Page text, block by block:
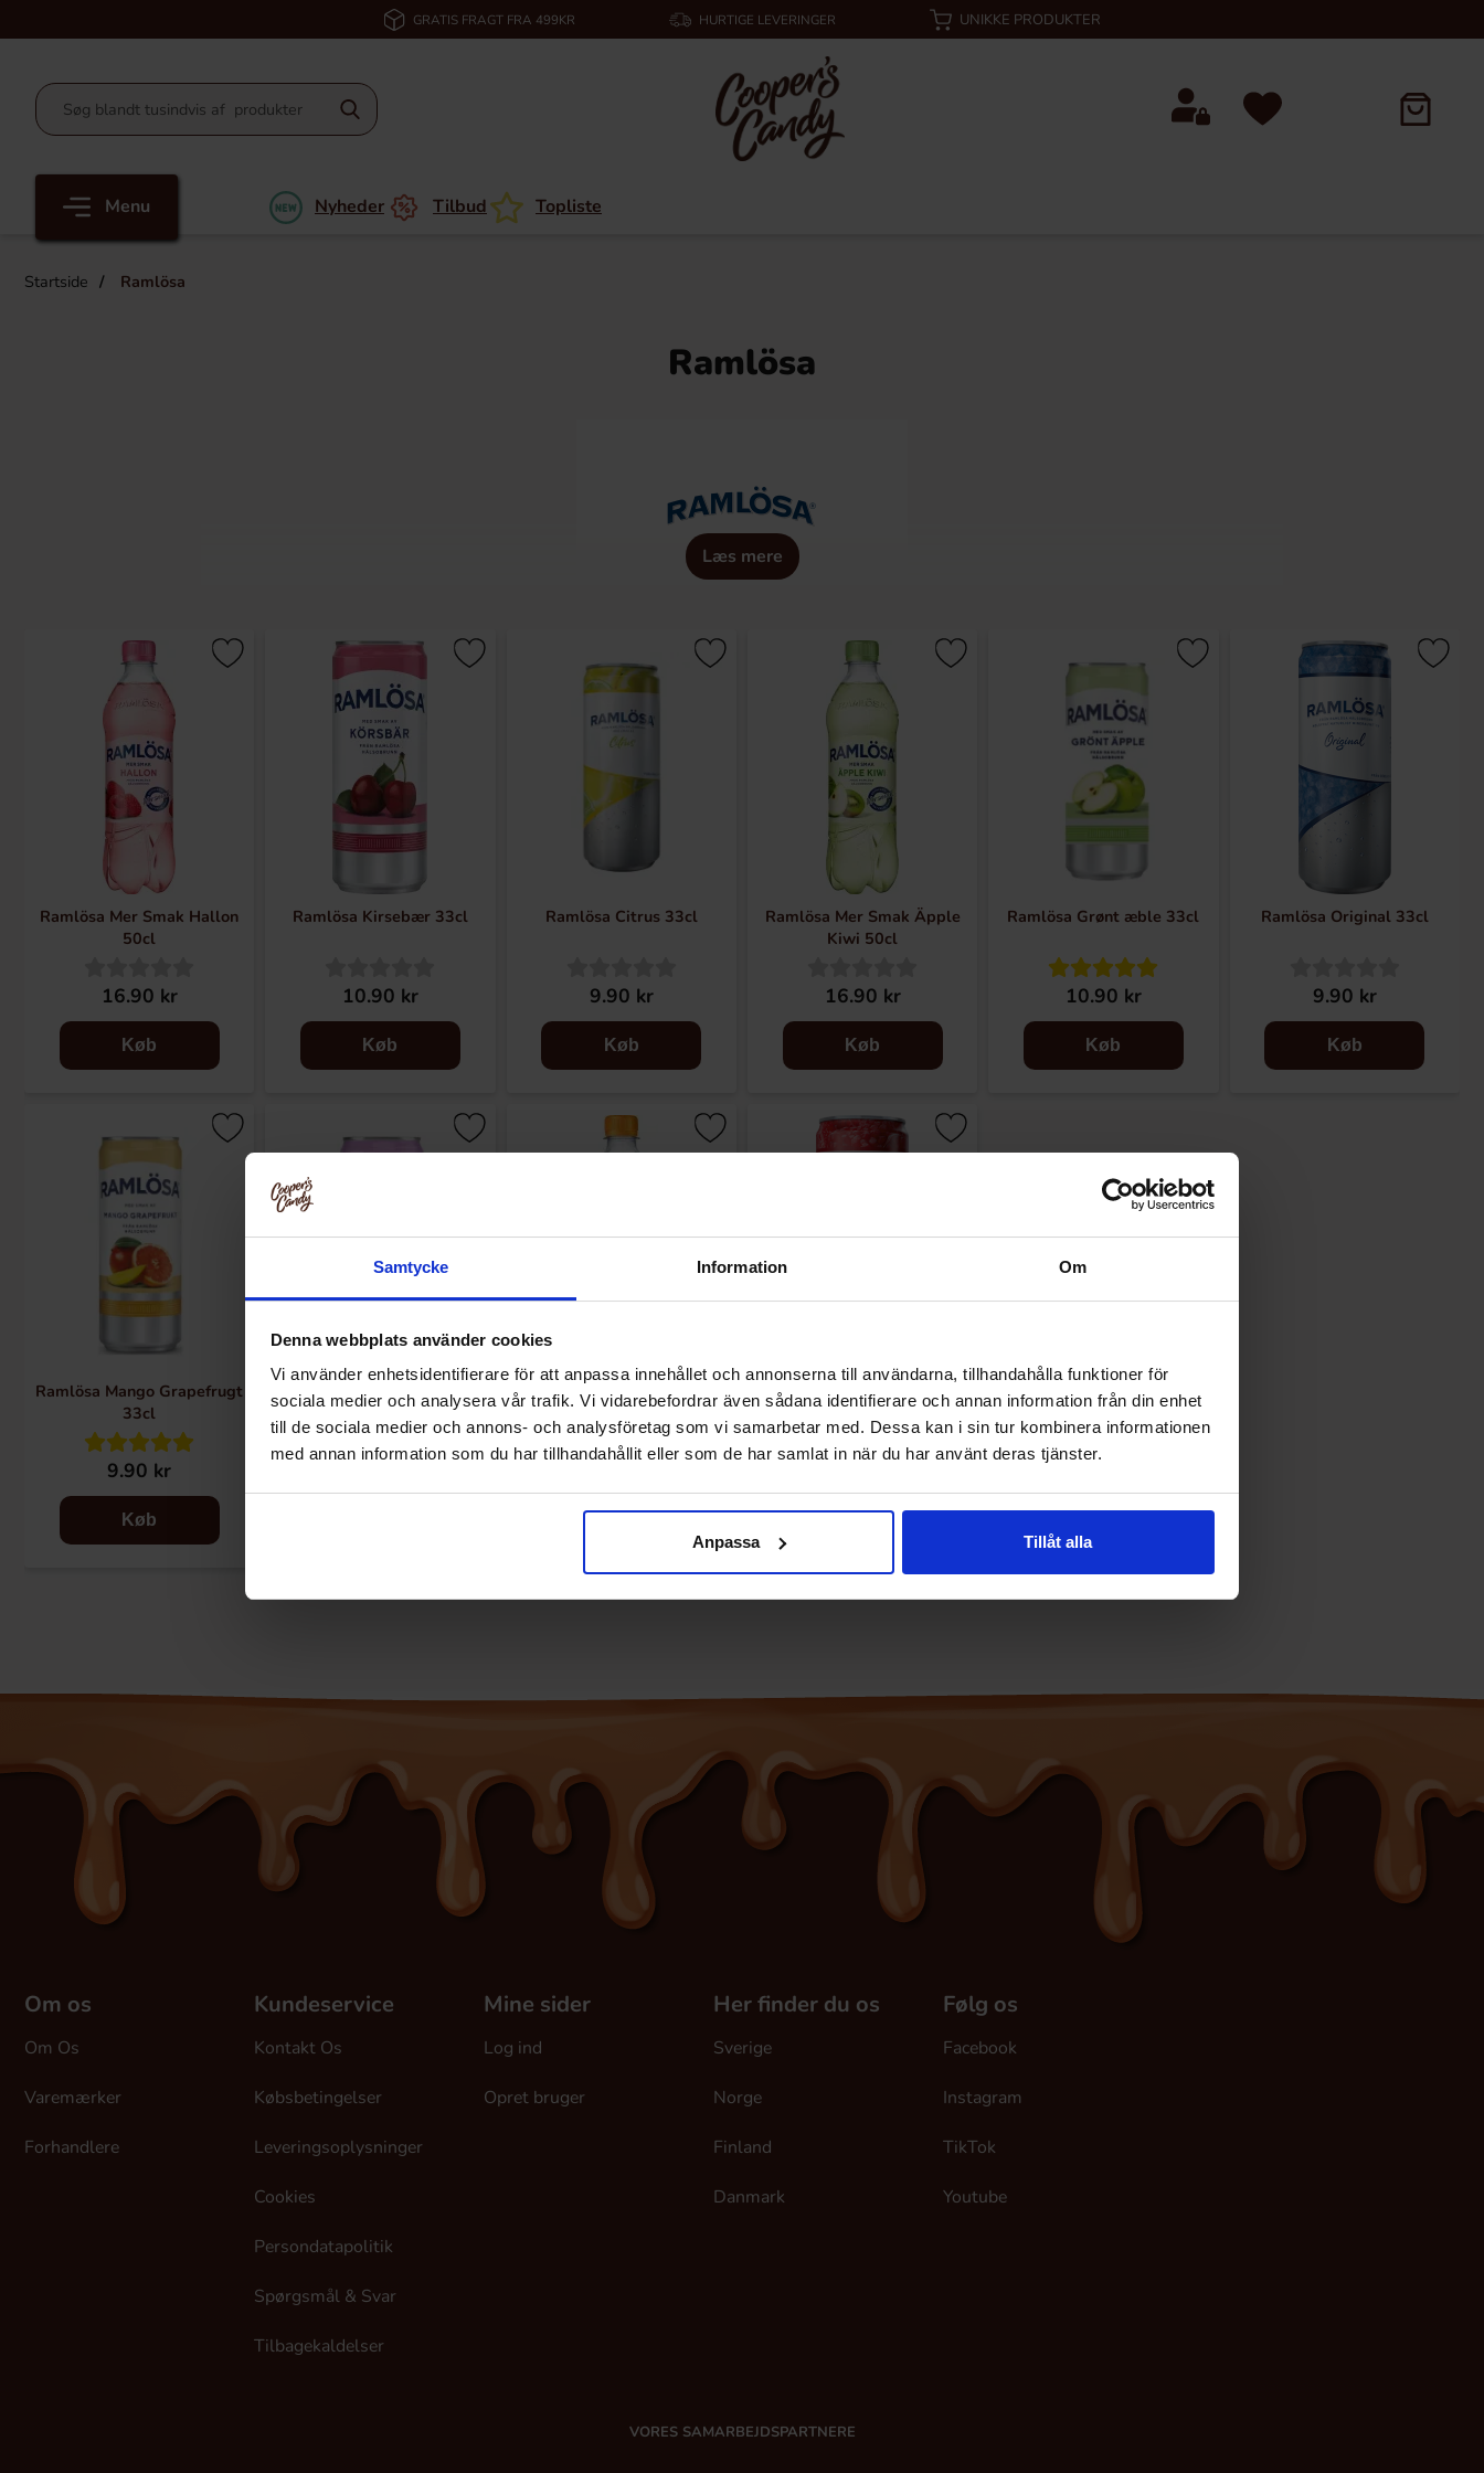
Samtycke Information Om
Denna webbplats använder cookies
Vi använder enhetsidentifierare för att anpassa innehållet och annonserna till användarna, tillhandahålla funktioner för
sociala medier och analysera vår trafik. Vi vidarebefordrar även sådana identifierare och annan information från din enhet
till de sociala medier och annons- och analysföretag som vi samarbetar med. Dessa kan i sin tur kombinera informationen
med annan information som du har tillhandahållit eller som de har samlat in när du har använt deras tjänster.
Anpassa Tillåt alla
GRATIS FRAGT FRA 499KR HURTIGE LEVERINGER UNIKKE PRODUKTER
Menu Nyheder Tilbud Topliste
Startside Ramlösa
Ramlösa
Læs mere
Mineralvandet fra Ramløsa Helskilde får sin gode smag af mineraler og salte når det vandrer gennem de skånske enge og grundfjeldet.
En tørstslukker direkte fra naturen, tappet ved kilden og let opfrisket med kulsyre. De tilbyder forskellige smage af bær og frugt.
Ramlösa Mer Smak Hallon
50cl
16.90 kr
Køb
Ramlösa Kirsebær 33cl
10.90 kr
Køb
Ramlösa Citrus 33cl
9.90 kr
Køb
Ramlösa Mer Smak Äpple
Kiwi 50cl
16.90 kr
Køb
Ramlösa Grønt æble 33cl
10.90 kr
Køb
Ramlösa Original 33cl
9.90 kr
Køb
Ramlösa Mango Grapefrugt
33cl
9.90 kr
Køb
Ramlösa Sorte ribs 33cl
Ramlösa Mer Smak Persika
50cl
Ramlösa Granatæble 33cl
Om os
Om Os
Varemærker
Forhandlere
Kundeservice
Kontakt Os
Købsbetingelser
Leveringsoplysninger
Cookies
Persondatapolitik
Spørgsmål & Svar
Tilbagekaldelser
Mine sider
Log ind
Opret bruger
Her finder du os
Sverige
Norge
Finland
Danmark
Følg os
Facebook
Instagram
TikTok
Youtube
VORES SAMARBEJDSPARTNERE